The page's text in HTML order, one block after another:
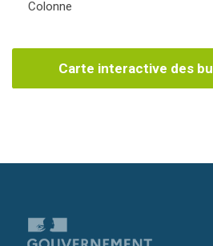
Colonne
Carte interactive des